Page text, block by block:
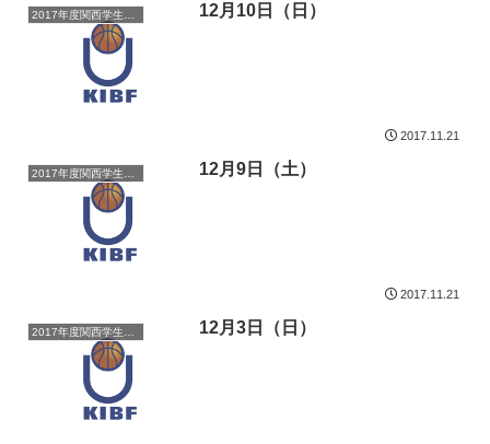
2017年度関西学生バスケットボール新人戦 12月10日（日）
2017.11.21
2017年度関西学生バスケットボール新人戦 12月9日（土）
2017.11.21
12月3日（日）